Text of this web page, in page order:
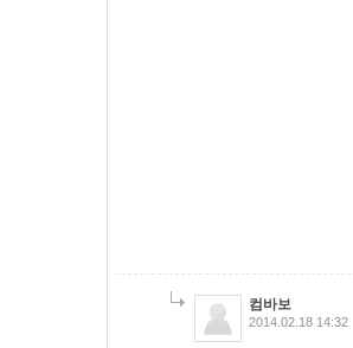
컴바보
2014.02.18 14:32